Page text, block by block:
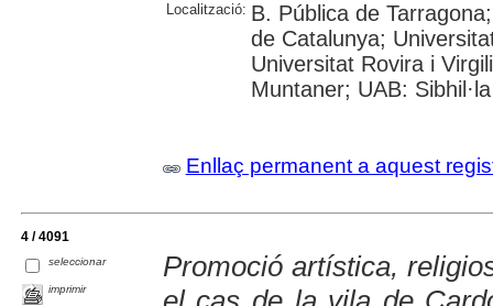
Localització: B. Pública de
de Catalunya;
Universitat Rovira i
Muntaner; UAB: Sibhil·la
Enllaç permanent a aquest
4 / 4091
seleccionar
imprimir
Promoció artística,